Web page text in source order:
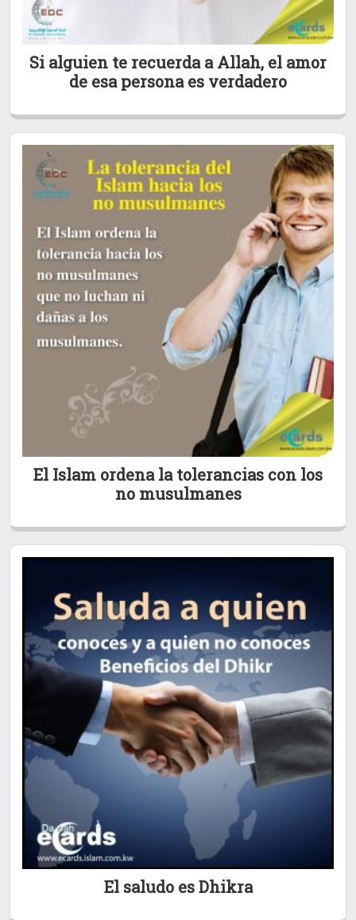
Si alguien te recuerda a Allah, el amor
de esa persona es verdadero
El Islam ordena la tolerancias con los
no musulmanes
El saludo es Dhikra